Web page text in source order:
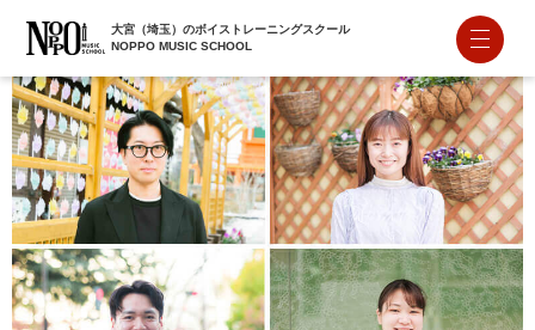
大宮（埼玉）のボイストレーニングスクール
NOPPO MUSIC SCHOOL